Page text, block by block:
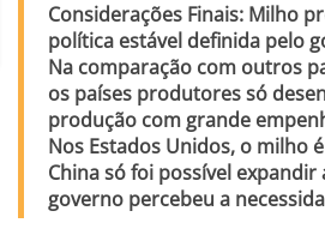
Considerações Finais: Milho
política estável definida pelo
Na comparação com outros
os países produtores só
produção com grande
Nos Estados Unidos, o milho
China só foi possível
governo percebeu a